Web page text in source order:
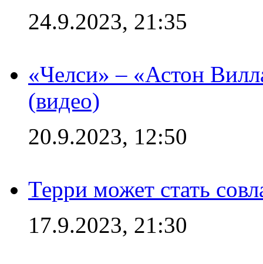
24.9.2023, 21:35
«Челси» – «Астон
(видео)
20.9.2023, 12:50
Терри может стать
17.9.2023, 21:30